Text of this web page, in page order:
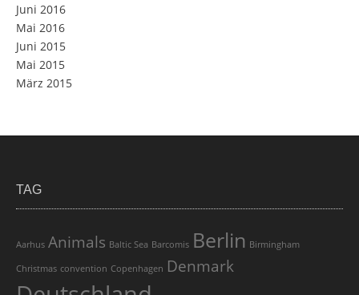
Juni 2016
Mai 2016
Juni 2015
Mai 2015
März 2015
TAG
Aarhus Animals Baltic Sea Barcomis Berlin Birmingham
Christmas convention Copenhagen Denmark